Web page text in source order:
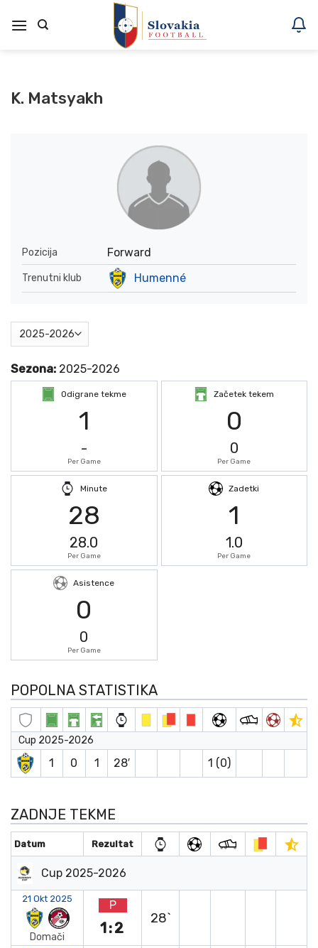
na
K. Matsyakh
Pozicija Forward
Trenutni klub Humenné
Sezona: 2025-2026
Odigrane tekme
1
-
Per Game
Začetek tekem
0
0
Per Game
Minute
28
28.0
Per Game
Zadetki
1
1.0
Per Game
Asistence
0
0
Per Game
POPOLNA STATISTIKA
Cup 2025-2026
1 0 1 28′ 1 (0)
ZADNJE TEKME
Datum Rezultat
Cup 2025-2026
21 Okt 2025
Domači
P
1:2
28`